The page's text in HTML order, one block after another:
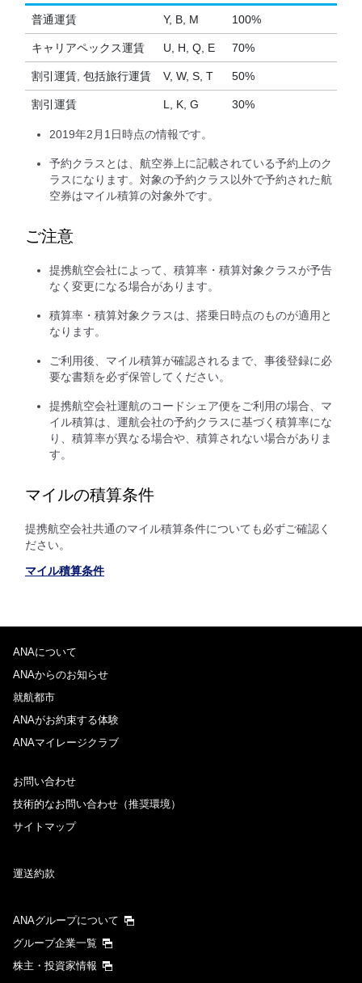
普通運賃 Y, B, M 100%
キャリアペックス運賃 U, H, Q, E 70%
割引運賃, 包括旅行運賃 V, W, S, T 50%
割引運賃 L, K, G 30%
2019年2月1日時点の情報です。
予約クラスとは、航空券上に記載されている予約上のク
ラスになります。対象の予約クラス以外で予約された航
空券はマイル積算の対象外です。
ご注意
提携航空会社によって、積算率・積算対象クラスが予告
なく変更になる場合があります。
積算率・積算対象クラスは、搭乗日時点のものが適用と
なります。
ご利用後、マイル積算が確認されるまで、事後登録に必
要な書類を必ず保管してください。
提携航空会社運航のコードシェア便をご利用の場合、マ
イル積算は、運航会社の予約クラスに基づく積算率にな
り、積算率が異なる場合や、積算されない場合がありま
す。
マイルの積算条件
提携航空会社共通のマイル積算条件についても必ずご確認く
ださい。
マイル積算条件
ANAについて
ANAからのお知らせ
就航都市
ANAがお約束する体験
ANAマイレージクラブ
お問い合わせ
技術的なお問い合わせ（推奨環境）
サイトマップ
運送約款
ANAグループについて
グループ企業一覧
株主・投資家情報